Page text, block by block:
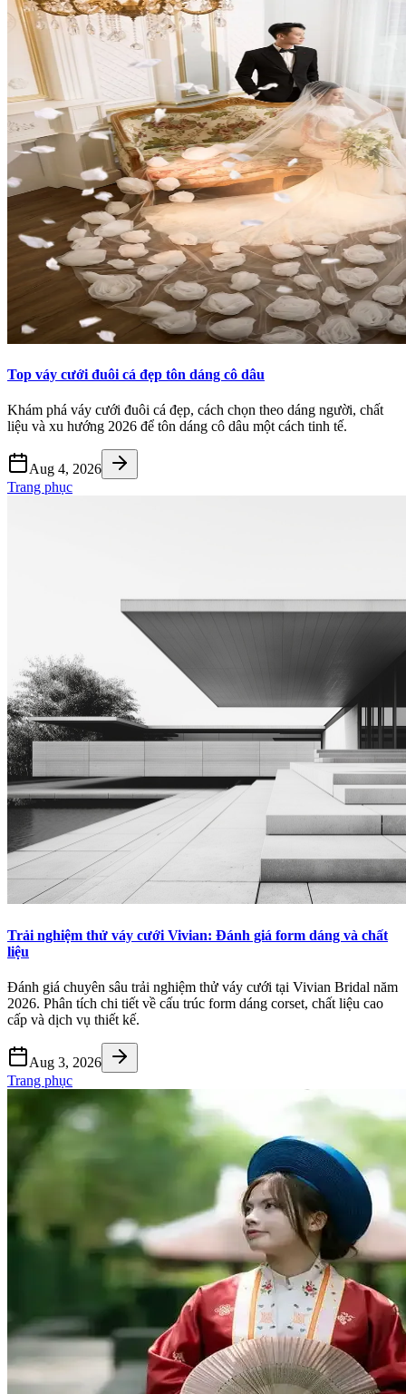
Top váy cưới đuôi cá đẹp tôn dáng cô dâu
Khám phá váy cưới đuôi cá đẹp, cách chọn theo dáng người, chất
liệu và xu hướng 2026 để tôn dáng cô dâu một cách tinh tế.
Aug 4, 2026
Trang phục
Trải nghiệm thử váy cưới Vivian: Đánh giá form dáng và chất
liệu
Đánh giá chuyên sâu trải nghiệm thử váy cưới tại Vivian Bridal năm
2026. Phân tích chi tiết về cấu trúc form dáng corset, chất liệu cao
cấp và dịch vụ thiết kế.
Aug 3, 2026
Trang phục